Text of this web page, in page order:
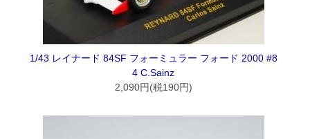
1/43 レイナード 84SF フォーミュラー フォード 2000 #8
4 C.Sainz
2,090円(税190円)